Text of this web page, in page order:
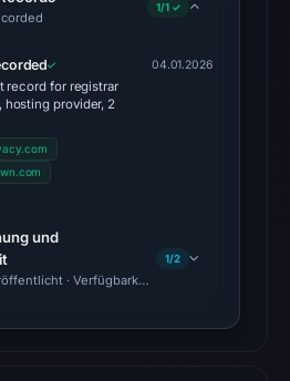
1/1 ✓
record for registrar
, hosting provider, 2
04.01.2026
und
· Verfügbarkeit nicht bestätigt
1/2